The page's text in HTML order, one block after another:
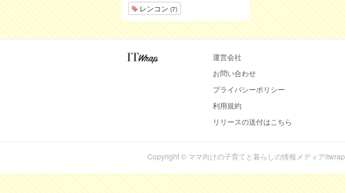
レンコン (7)
運営会社
お問い合わせ
プライバシーポリシー
利用規約
リリースの送付はこちら
Copyright © ママ向けの子育てと暮らしの情報メディアitwrap